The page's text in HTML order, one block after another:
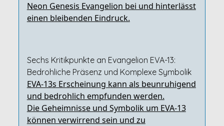
Neon Genesis Evangelion bei und hinterlässt
einen bleibenden Eindruck.
Sechs Kritikpunkte an Evangelion EVA-13:
Bedrohliche Präsenz und Komplexe Symbolik
EVA-13s Erscheinung kann als beunruhigend
und bedrohlich empfunden werden.
Die Geheimnisse und Symbolik um EVA-13
können verwirrend sein und zu